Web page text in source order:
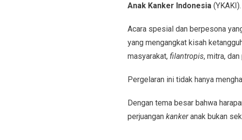
Anak Kanker Indonesia (YKAKI).
Acara spesial dan berpesona
yang mengangkat kisah
masyarakat, filantropis, mitra,
Pergelaran ini tidak hanya
Dengan tema besar bahwa
perjuangan kankeranak bukan